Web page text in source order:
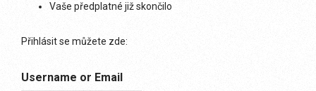
Vaše předplatné již skončilo
Přihlásit se můžete zde:
Username or Email